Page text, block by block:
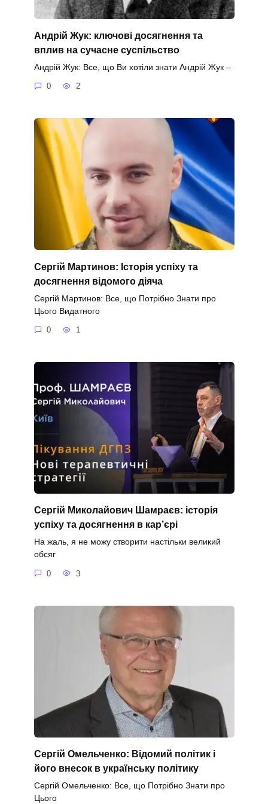
Андрій Жук: ключові досягнення та
вплив на сучасне суспільство
Андрій Жук: Все, що Ви хотіли знати Андрій Жук –
0 2
Сергій Мартинов: Історія успіху та
досягнення відомого діяча
Сергій Мартинов: Все, що Потрібно Знати про
Цього Видатного
0 1
Сергій Миколайович Шамраєв: історія
успіху та досягнення в кар’єрі
На жаль, я не можу створити настільки великий
обсяг
0 3
Сергій Омельченко: Відомий політик і
його внесок в українську політику
Сергій Омельченко: Все, що Потрібно Знати про
Цього